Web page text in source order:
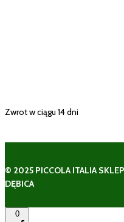
Zwrot w ciągu 14 dni
© 2025 PICCOLA ITALIA
DĘBICA
0